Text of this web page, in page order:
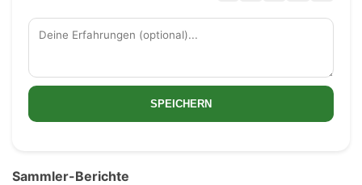
SPEICHERN
Sammler-Berichte